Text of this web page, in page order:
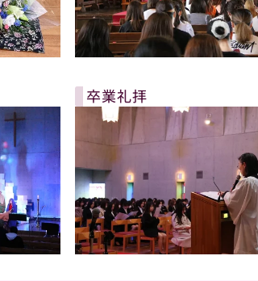
卒業礼拝